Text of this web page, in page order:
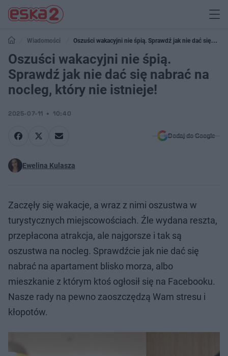
Wiadomości
Oszuści wakacyjni nie śpią. Sprawdź jak nie dać się
nabrać na nocleg, który nie istnieje!
Oszuści wakacyjni nie śpią.
Sprawdź jak nie dać się nabrać na
nocleg, który nie istnieje!
2025-07-11 10:40
Dodaj do Google
Ewelina Kulasza
Zaczęły się wakacje, a wraz z nimi oszustwa w
turystycznych miejscowościach. Źle wydana reszta,
przepłacona atrakcja, ale najgorsze i tak są
oszustwa na nocleg. Sprawdźcie jak nie dać się
nabrać na apartament blisko morza, albo
mieszkanie z którym ktoś ogłosił się na Facebooku.
Nasze rady na pewno zaoszczędzą Wam stresu i
kłopotów.